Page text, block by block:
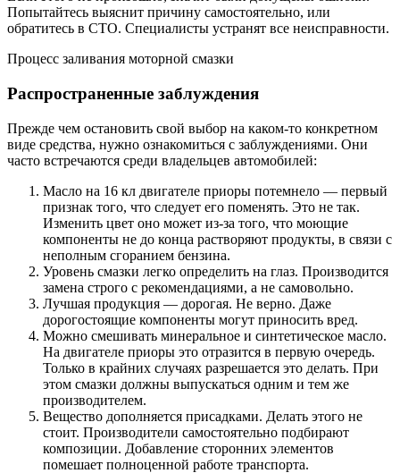
Попытайтесь выяснит причину самостоятельно, или
обратитесь в СТО. Специалисты устранят все неисправности.
Процесс заливания моторной смазки
Распространенные заблуждения
Прежде чем остановить свой выбор на каком-то конкретном
виде средства, нужно ознакомиться с заблуждениями. Они
часто встречаются среди владельцев автомобилей:
Масло на 16 кл двигателе приоры потемнело — первый
признак того, что следует его поменять. Это не так.
Изменить цвет оно может из-за того, что моющие
компоненты не до конца растворяют продукты, в связи с
неполным сгоранием бензина.
Уровень смазки легко определить на глаз. Производится
замена строго с рекомендациями, а не самовольно.
Лучшая продукция — дорогая. Не верно. Даже
дорогостоящие компоненты могут приносить вред.
Можно смешивать минеральное и синтетическое масло.
На двигателе приоры это отразится в первую очередь.
Только в крайних случаях разрешается это делать. При
этом смазки должны выпускаться одним и тем же
производителем.
Вещество дополняется присадками. Делать этого не
стоит. Производители самостоятельно подбирают
композиции. Добавление сторонних элементов
помешает полноценной работе транспорта.